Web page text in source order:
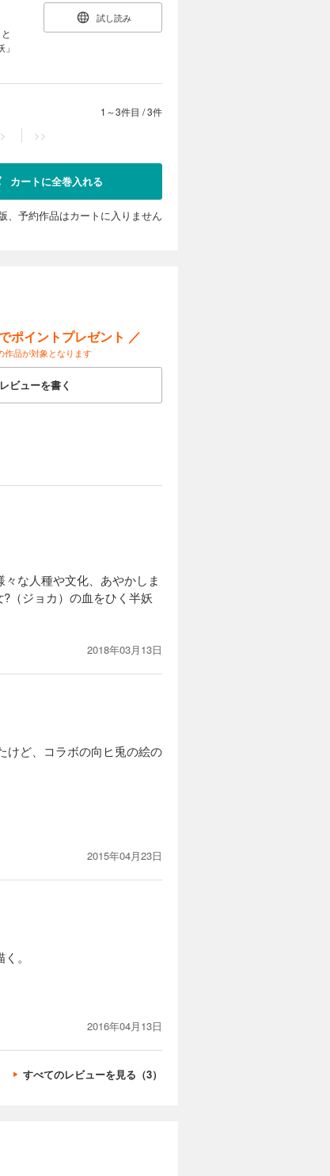
試し読み
1～3件目 /3件
> >>
カートに全巻入れる
、予約作品はカートに入りません
ポイントプレゼント ／
作品が対象となります
レビューを書く
な人種や文化、あやかしま
（ジョカ）の血をひく半妖
2018年03月13日
けど、コラボの向ヒ兎の絵の
2015年04月23日
。
2016年04月13日
すべてのレビューを見る（3）